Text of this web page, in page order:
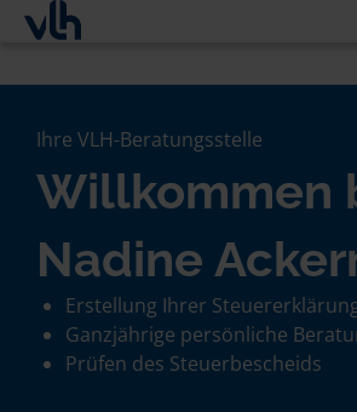
Ihre VLH-Beratungsstelle
Willkommen
Nadine
Erstellung Ihrer
Ganzjährige persönliche
Prüfen des Steuerbescheids